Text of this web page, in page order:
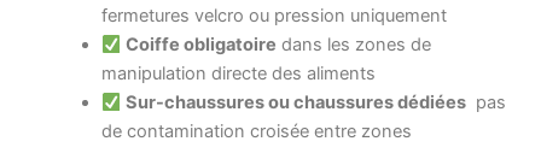
fermetures velcro ou pression uniquement
Coiffe obligatoire dans les zones de
manipulation directe des aliments
Sur-chaussures ou chaussures dédiées pas
de contamination croisée entre zones